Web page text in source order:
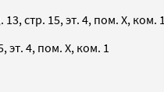
стр. 15, эт. 4, пом. X, ком. 1
эт. 4, пом. X, ком. 1